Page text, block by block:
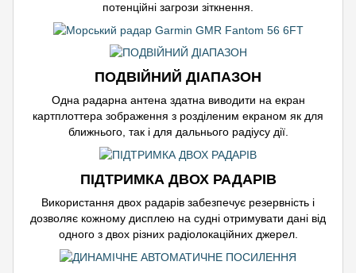
потенційні загрози зіткнення.
ПОДВІЙНИЙ ДІАПАЗОН
Одна радарна антена здатна виводити на екран
картплоттера зображення з розділеним екраном як для
ближнього, так і для дальнього радіусу дії.
ПІДТРИМКА ДВОХ РАДАРІВ
Використання двох радарів забезпечує резервність і
дозволяє кожному дисплею на судні отримувати дані від
одного з двох різних радіолокаційних джерел.